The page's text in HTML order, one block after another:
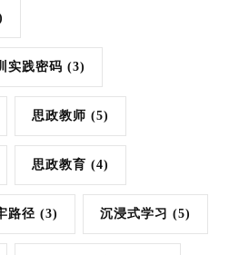
实践密码 (3)
思政教师 (5)
思政教育 (4)
路径 (3) 沉浸式学习 (5)